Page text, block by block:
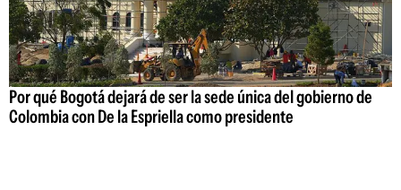
Por qué Bogotá dejará de ser la sede única del gobierno de
Colombia con De la Espriella como presidente